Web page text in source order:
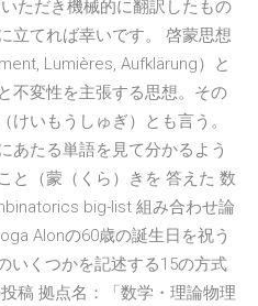
ただき機械的に翻訳したもの
立てれば幸いです。 啓蒙思想
Lumières, Aufklärung）と
不変性を主張する思想。その
けいもうしゅぎ）とも言う。
あたる単語を見て分かるよう
と（蒙（くら）きを 答えた 数
big-list 組み合わせ論
Alonの60歳の誕生日を祝う
いくつかを記述する15の方式
稿 拠点名：「数学・理論物理